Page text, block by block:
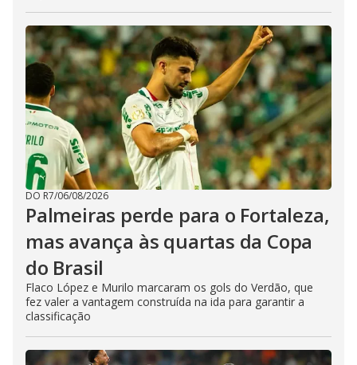
DO R7/06/08/2026
Palmeiras perde para o Fortaleza,
mas avança às quartas da Copa
do Brasil
Flaco López e Murilo marcaram os gols do Verdão, que
fez valer a vantagem construída na ida para garantir a
classificação